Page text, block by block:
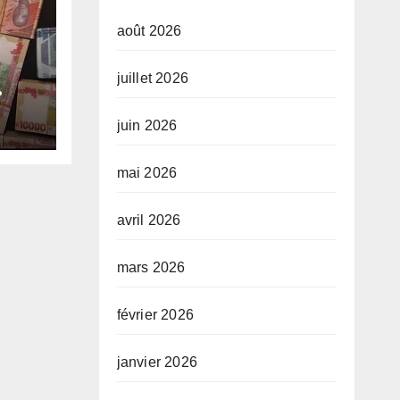
août 2026
juillet 2026
juin 2026
mai 2026
avril 2026
mars 2026
février 2026
janvier 2026